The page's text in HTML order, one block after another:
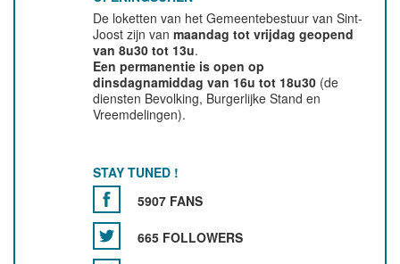
De loketten van het Gemeentebestuur van Sint-
Joost zijn vanmaandag tot vrijdag geopend
van 8u30 tot 13u.
Een permanentie is open op
dinsdagnamiddag van 16u tot 18u30 (de
diensten Bevolking, Burgerlijke Stand en
Vreemdelingen).
STAY TUNED !
5907 FANS
665 FOLLOWERS